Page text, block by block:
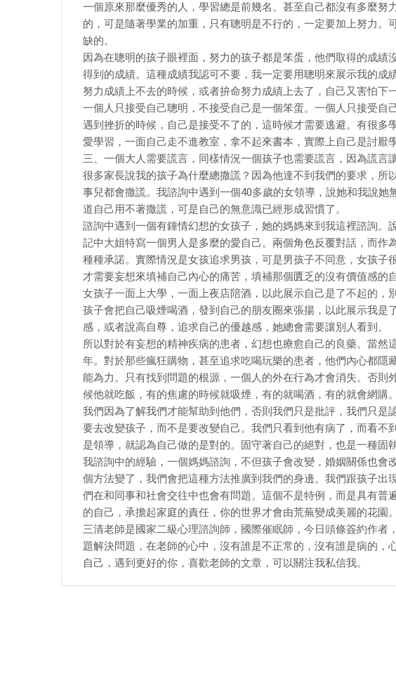
一個原來那麼優秀的人，學習總是前幾名。甚至自己都沒有多麼努
的，可是隨著學業的加重，只有聰明是不行的，一定要加上努力。
缺的。
因為在聰明的孩子眼裡面，努力的孩子都是笨蛋，他們取得的成績
得到的成績。這種成績我認可不要，我一定要用聰明來展示我的成
努力成績上不去的時候，或者拚命努力成績上去了，自己又害怕下
一個人只接受自己聰明，不接受自己是一個笨蛋。一個人只接受自
遇到挫折的時候，自己是接受不了的，這時候才需要逃避。有很多
愛學習，一面自己走不進教室，拿不起來書本，實際上自己是討厭學
三、一個大人需要謊言，同樣情況一個孩子也需要謊言，因為謊言
很多家長說我的孩子為什麼總撒謊？因為他達不到我們的要求，所
事兒都會撒謊。我諮詢中遇到一個40多歲的女領導，說她和我說她
道自己用不著撒謊，可是自己的無意識已經形成習慣了。
諮詢中遇到一個有鍾情幻想的女孩子，她的媽媽來到我這裡諮詢。
記中大姐特寫一個男人是多麼的愛自己。兩個角色反覆對話，而作
種種承諾。實際情況是女孩追求男孩，可是男孩子不同意，女孩子
才需要妄想來填補自己內心的痛苦，填補那個匱乏的沒有價值感的自
女孩子一面上大學，一面上夜店陪酒，以此展示自己是了不起的，
孩子會把自己吸煙喝酒，發到自己的朋友圈來張揚，以此展示我是
感，或者說高自尊，追求自己的優越感，她總會需要讓別人看到。
所以對於有妄想的精神疾病的患者，幻想也療愈自己的良藥。當然
年。對於那些瘋狂購物，甚至追求吃喝玩樂的患者，他們內心都隱
能為力。只有找到問題的根源，一個人的外在行為才會消失。否則
候他就吃飯，有的焦慮的時候就吸煙，有的就喝酒，有的就會網購。
我們因為了解我們才能幫助到他們，否則我們只是批評，我們只是
要去改變孩子，而不是要改變自己。我們只看到他有病了，而看不
是領導，就認為自己做的是對的。固守著自己的絕對，也是一種固執
我諮詢中的經驗，一個媽媽諮詢，不但孩子會改變，婚姻關係也會
個方法變了，我們會把這種方法推廣到我們的身邊。我們跟孩子出
們在和同事和社會交往中也會有問題。這個不是特例，而是具有普
的自己，承擔起家庭的責任，你的世界才會由荒蕪變成美麗的花園。
三清老師是國家二級心理諮詢師，國際催眠師，今日頭條簽約作者
題解決問題，在老師的心中，沒有誰是不正常的，沒有誰是病的，
自己，遇到更好的你，喜歡老師的文章，可以關注我私信我。